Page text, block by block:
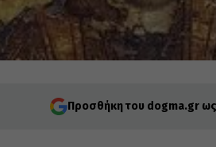
Προσθήκη του dogma.gr ως